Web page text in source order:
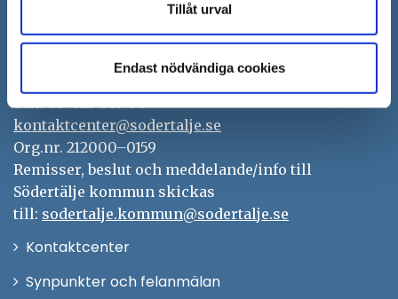
Tillåt urval
Endast nödvändiga cookies
Södertälje kommun
151 89 Södertälje
Besöksadress: Nyköpingsvägen 26
kontaktcenter@sodertalje.se
Org.nr. 212000–0159
Remisser, beslut och meddelande/info till
Södertälje kommun skickas
till: sodertalje.kommun@sodertalje.se
KontaktcenterÖppna
Synpunkter och felanmälan